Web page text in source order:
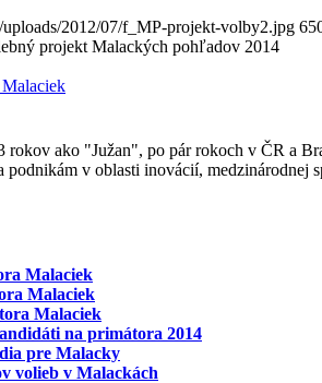
2012/07/f_MP-projekt-volby2.jpg
projekt Malackých pohľadov 2014
rokov ako "Južan", po pár rokoch v ČR a
podnikám v oblasti inovácií,
Malaciek
Malaciek
Malaciek
na primátora 2014
pre Malacky
volieb v Malackách